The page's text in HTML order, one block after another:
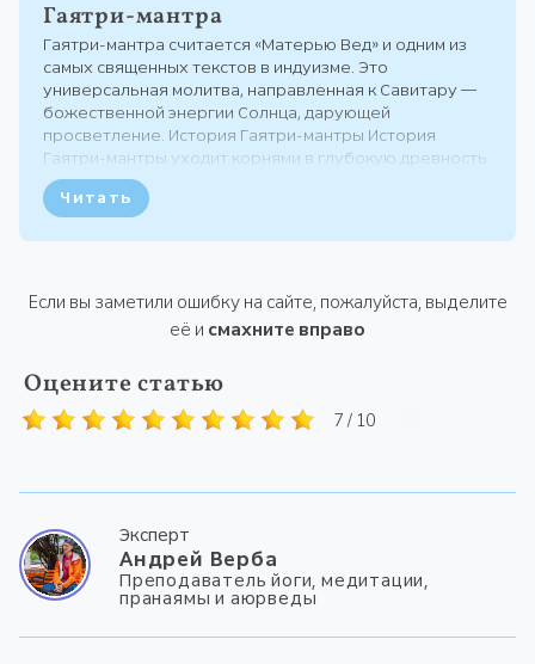
Гаятри-мантра
Гаятри-мантра считается «Матерью Вед» и одним из
самых священных текстов в индуизме. Это
универсальная молитва, направленная к Савитару —
божественной энергии Солнца, дарующей
просветление. История Гаятри-мантры История
Гаятри-мантры уходит корнями в глубокую древность
и тесно связана с мифологией и развитием
ведической цивилизации. Мантра впервые
Читать
Если вы заметили ошибку на сайте, пожалуйста, выделите
её и смахните вправо
Оцените статью
7 / 10
Эксперт
Андрей Верба
Преподаватель йоги, медитации,
пранаямы и аюрведы